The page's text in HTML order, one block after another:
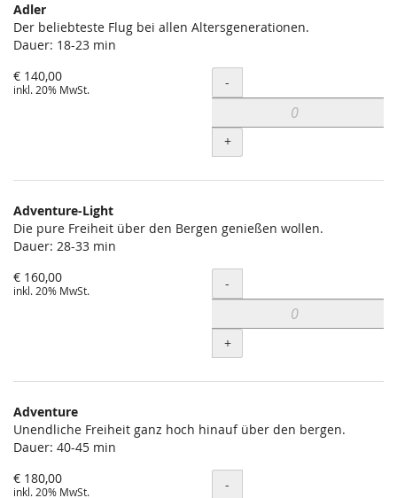
Adler
Der beliebteste Flug bei allen Altersgenerationen.
Dauer: 18-23 min
€ 140,00
inkl. 20% MwSt. Menge
-
+
Adventure-Light
Die pure Freiheit über den Bergen genießen wollen.
Dauer: 28-33 min
€ 160,00
inkl. 20% MwSt. Menge
-
+
Adventure
Unendliche Freiheit ganz hoch hinauf über den bergen.
Dauer: 40-45 min
€ 180,00
inkl. 20% MwSt. Menge
-